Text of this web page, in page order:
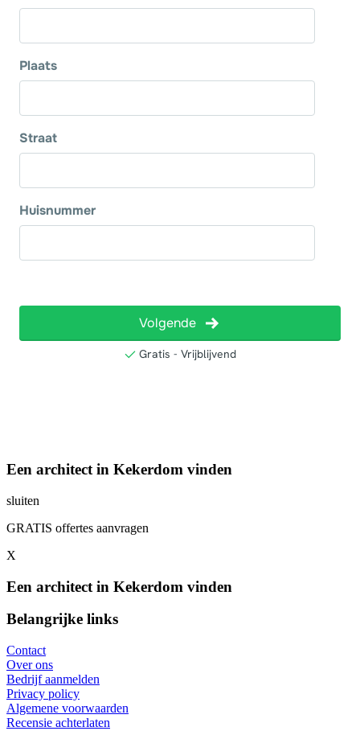
Een architect in Kekerdom vinden
sluiten
GRATIS offertes aanvragen
X
Een architect in Kekerdom vinden
Belangrijke links
Contact
Over ons
Bedrijf aanmelden
Privacy policy
Algemene voorwaarden
Recensie achterlaten